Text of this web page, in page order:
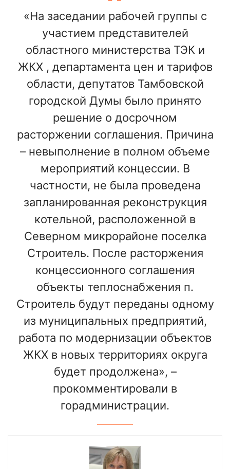
«На заседании рабочей группы с
участием представителей
областного министерства ТЭК и
ЖКХ , департамента цен и тарифов
области, депутатов Тамбовской
городской Думы было принято
решение о досрочном
расторжении соглашения. Причина
– невыполнение в полном объеме
мероприятий концессии. В
частности, не была проведена
запланированная реконструкция
котельной, расположенной в
Северном микрорайоне поселка
Строитель. После расторжения
концессионного соглашения
объекты теплоснабжения п.
Строитель будут переданы одному
из муниципальных предприятий,
работа по модернизации объектов
ЖКХ в новых территориях округа
будет продолжена», –
прокомментировали в
горадминистрации.